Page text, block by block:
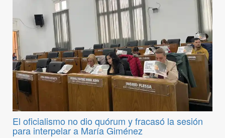
El oficialismo no dio quórum y fracasó la sesión
para interpelar a María Giménez